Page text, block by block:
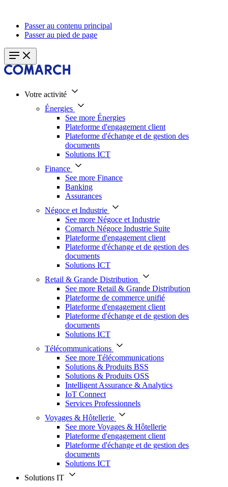
Passer au contenu principal
Passer au pied de page
Votre activité
Énergies
See more Énergies
Plateforme d'engagement client
Plateforme d'échange et de gestion des
documents
Solutions ICT
Finance
See more Finance
Banking
Assurances
Négoce et Industrie
See more Négoce et Industrie
Comarch Négoce Industrie Suite
Plateforme d'engagement client
Plateforme d'échange et de gestion des
documents
Solutions ICT
Retail & Grande Distribution
See more Retail & Grande Distribution
Plateforme de commerce unifié
Plateforme d'engagement client
Plateforme d'échange et de gestion des
documents
Solutions ICT
Télécommunications
See more Télécommunications
Solutions & Produits BSS
Solutions & Produits OSS
Intelligent Assurance & Analytics
IoT Connect
Services Professionnels
Voyages & Hôtellerie
See more Voyages & Hôtellerie
Plateforme d'engagement client
Plateforme d'échange et de gestion des
documents
Solutions ICT
Solutions IT